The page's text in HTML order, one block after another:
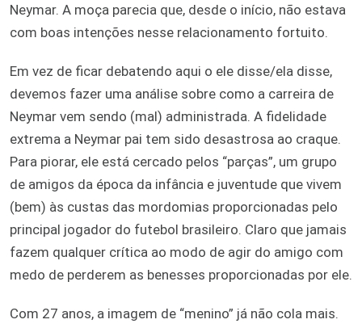
Neymar. A moça parecia que, desde o início, não estava
com boas intenções nesse relacionamento fortuito.
Em vez de ficar debatendo aqui o ele disse/ela disse,
devemos fazer uma análise sobre como a carreira de
Neymar vem sendo (mal) administrada. A fidelidade
extrema a Neymar pai tem sido desastrosa ao craque.
Para piorar, ele está cercado pelos “parças”, um grupo
de amigos da época da infância e juventude que vivem
(bem) às custas das mordomias proporcionadas pelo
principal jogador do futebol brasileiro. Claro que jamais
fazem qualquer crítica ao modo de agir do amigo com
medo de perderem as benesses proporcionadas por ele.
Com 27 anos, a imagem de “menino” já não cola mais.